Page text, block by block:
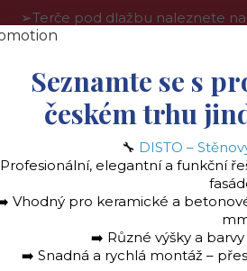
➢Terče pod dlažbu naleznete
Seznamte se s
českém trhu
🔧 DISTO –
Profesionální, elegantní a funkční
Vhodný pro keramické a
➡️ Různé výšky a
➡️ Snadná a rychlá montáž –